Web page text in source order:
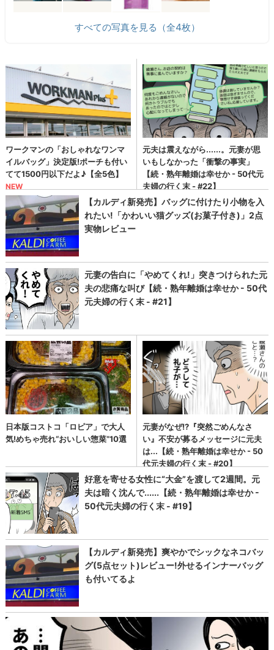
すべての写真を見る（全4枚）